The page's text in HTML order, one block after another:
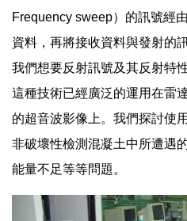
Frequency sweep）的訊號經
資料，再將接收資料與發射的
我們想要反射訊號及其反射特性
這種技術已經廣泛的運用在雷
的超音波影像上。我們探討使
非破壞性檢測混凝土中所遭遇
能量不足等等問題。